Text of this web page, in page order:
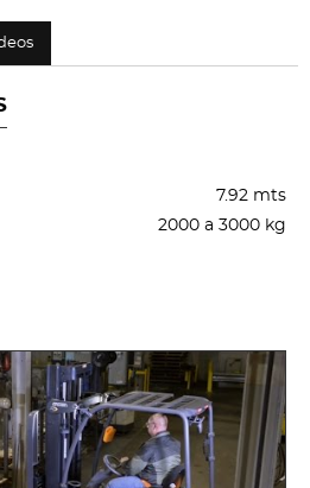
7.92 mts
2000 a 3000 kg